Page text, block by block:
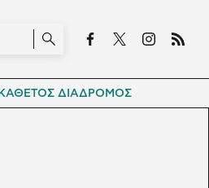
ΚΑΘΕΤΟΣ ΔΙΑΔΡΟΜΟΣ